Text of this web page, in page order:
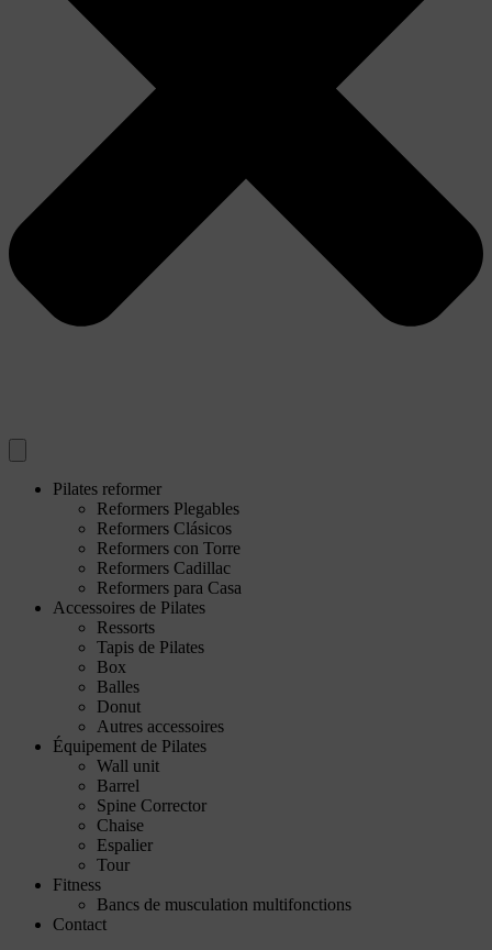
Pilates reformer
Reformers Plegables
Reformers Clásicos
Reformers con Torre
Reformers Cadillac
Reformers para Casa
Accessoires de Pilates
Ressorts
Tapis de Pilates
Box
Balles
Donut
Autres accessoires
Équipement de Pilates
Wall unit
Barrel
Spine Corrector
Chaise
Espalier
Tour
Fitness
Bancs de musculation multifonctions
Contact